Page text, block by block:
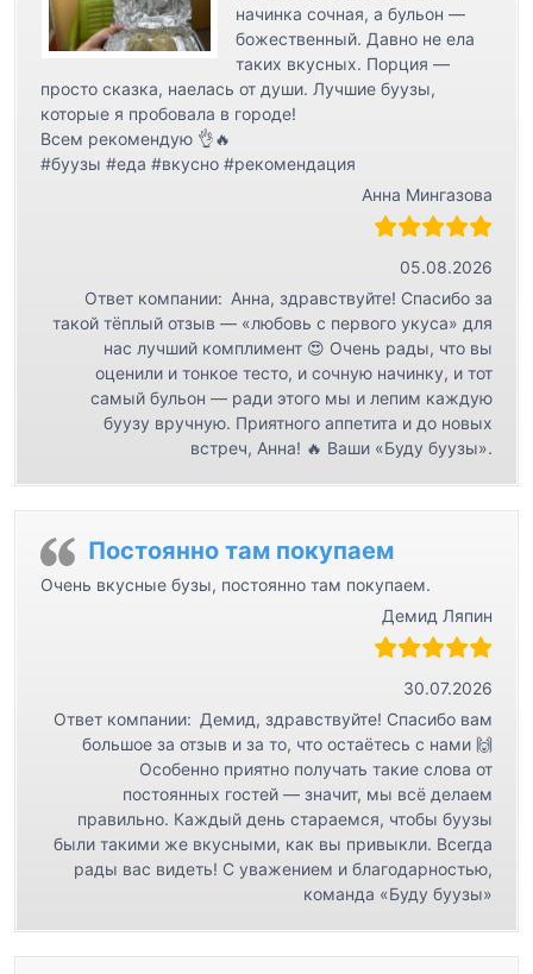
начинка сочная, а бульон —
божественный. Давно не ела
таких вкусных. Порция —
просто сказка, наелась от души. Лучшие буузы,
которые я пробовала в городе!
Всем рекомендую 👌🔥
#буузы #еда #вкусно #рекомендация
Анна Мингазова
05.08.2026
Ответ компании: Анна, здравствуйте! Спасибо за
такой тёплый отзыв — «любовь с первого укуса» для
нас лучший комплимент 😍 Очень рады, что вы
оценили и тонкое тесто, и сочную начинку, и тот
самый бульон — ради этого мы и лепим каждую
буузу вручную. Приятного аппетита и до новых
встреч, Анна! 🔥 Ваши «Буду буузы».
Постоянно там покупаем
Очень вкусные бузы, постоянно там покупаем.
Демид Ляпин
30.07.2026
Ответ компании: Демид, здравствуйте! Спасибо вам
большое за отзыв и за то, что остаётесь с нами 🙌
Особенно приятно получать такие слова от
постоянных гостей — значит, мы всё делаем
правильно. Каждый день стараемся, чтобы буузы
были такими же вкусными, как вы привыкли. Всегда
рады вас видеть! С уважением и благодарностью,
команда «Буду буузы»